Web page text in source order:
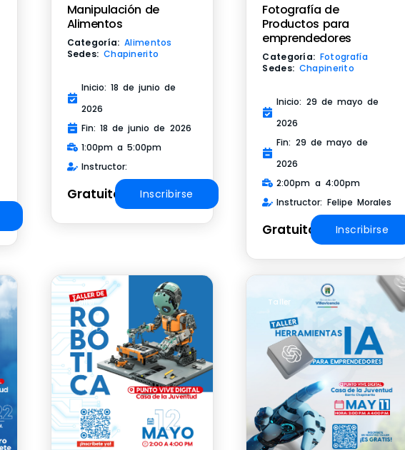
Manipulación de
Alimentos
Categoría:Alimentos
Sedes: Chapinerito
Inicio: 18 de junio de
2026
Fin: 18 de junio de 2026
1:00pm a 5:00pm
Instructor:
Gratuito Inscribirse
Fotografía de
Productos para
emprendedores
Categoría: Fotografía
Sedes: Chapinerito
Inicio: 29 de mayo de
2026
Fin: 29 de mayo de
2026
2:00pm a 4:00pm
Instructor: Felipe Morales
Gratuito Inscribirse
Taller Taller